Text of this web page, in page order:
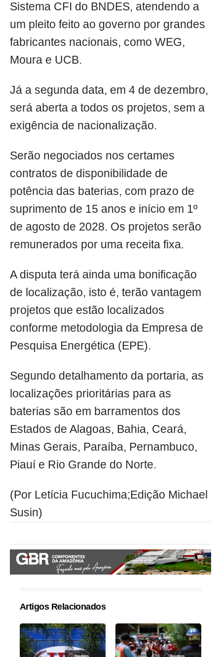
Sistema CFI do BNDES, atendendo a
um pleito feito ao governo por grandes
fabricantes nacionais, como WEG,
Moura e UCB.
Já a segunda data, em 4 de dezembro,
será aberta a todos os projetos, sem a
exigência de nacionalização.
Serão negociados nos certames
contratos de disponibilidade de
potência das baterias, com prazo de
suprimento de 15 anos e início em 1º
de agosto de 2028. Os projetos serão
remunerados por uma receita fixa.
A disputa terá ainda uma bonificação
de localização, isto é, terão vantagem
projetos que estão localizados
conforme metodologia da Empresa de
Pesquisa Energética (EPE).
Segundo detalhamento da portaria, as
localizações prioritárias para as
baterias são em barramentos dos
Estados de Alagoas, Bahia, Ceará,
Minas Gerais, Paraíba, Pernambuco,
Piauí e Rio Grande do Norte.
(Por Letícia Fucuchima;Edição Michael
Susin)
Artigos Relacionados